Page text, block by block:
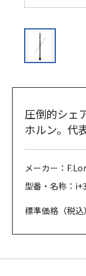
圧倒的シェ
ホルン。代
メーカー：
型番・名称：
標準価格（税込